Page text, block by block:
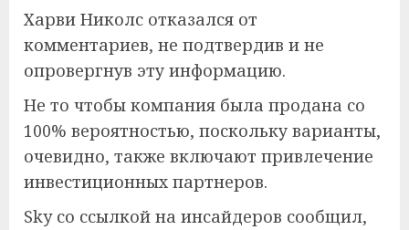
Харви Николс отказался от
комментариев, не подтвердив и не
опровергнув эту информацию.
Не то чтобы компания была продана со
100% вероятностью, поскольку варианты,
очевидно, также включают привлечение
инвестиционных партнеров.
Sky со ссылкой на инсайдеров сообщил,